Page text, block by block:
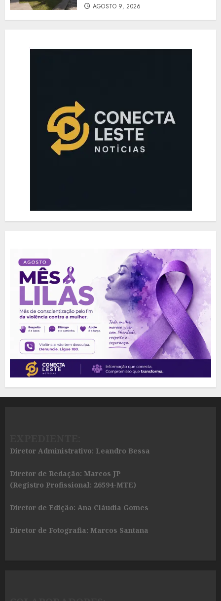
AGOSTO 9, 2026
Diretor Administrativo: Leandro Bessa
Diretor de Redação: Marcos JP
(Registro Profissional: 26594-MTE)
Diretor de Edição: Ana Cláudia Gomes
Diretor de Fotografia: Marcos Santana